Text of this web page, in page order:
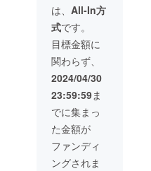
します。
は、 All-In方
式です。
目標金額に
関わらず、
2024/04/30
23:59:59ま
でに集まっ
た金額が
ファンディ
ングされま